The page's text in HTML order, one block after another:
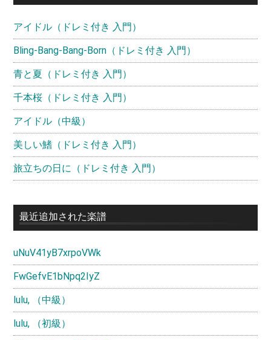
ド
バ
ー
アイドル（ドレミ付き 入門）
Bling-Bang-Bang-Born（ドレミ付き 入門）
青と夏（ドレミ付き 入門）
千本桜（ドレミ付き 入門）
アイドル（中級）
美しい鰭（ドレミ付き 入門）
旅立ちの日に（ドレミ付き 入門）
最近追加された楽譜
uNuV41yB7xrpoVWk
FwGefvE1bNpq2IyZ
lulu, （中級）
lulu, （初級）